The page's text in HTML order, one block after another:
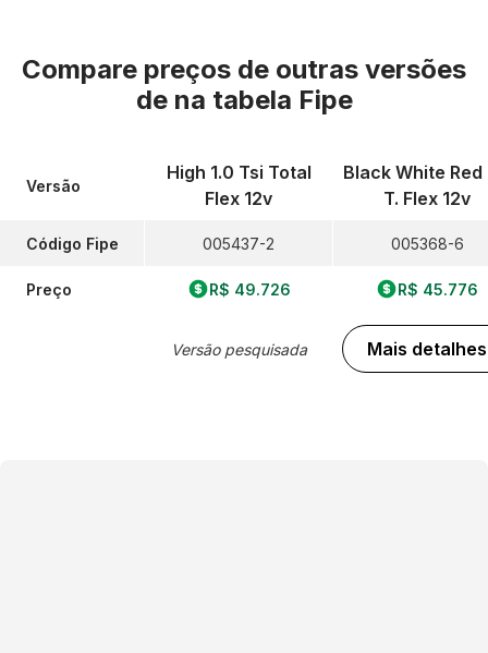
Compare preços de outras versões
de na tabela Fipe
Versão
Código Fipe
Preço
High 1.0 Tsi Total
Flex 12v
005437-2
R$ 49.726
Versão pesquisada
Black White Red
T. Flex 12v
005368-6
R$ 45.776
Mais detalhes